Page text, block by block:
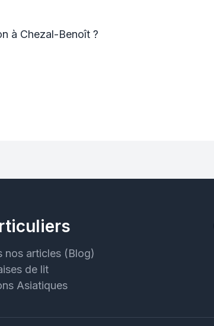
à Chezal-Benoît ?
nos articles (Blog)
de lit
Asiatiques